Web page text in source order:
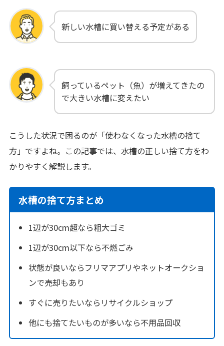
新しい水槽に買い替える予定がある
飼っているペット（魚）が増えてきたの
で大きい水槽に変えたい
こうした状況で困るのが「使わなくなった水槽の捨て
方」ですよね。この記事では、水槽の正しい捨て方をわ
かりやすく解説します。
水槽の捨て方まとめ
1辺が30cm超なら粗大ゴミ
1辺が30cm以下なら不燃ごみ
状態が良いならフリマアプリやネットオークショ
ンで売却もあり
すぐに売りたいならリサイクルショップ
他にも捨てたいものが多いなら不用品回収